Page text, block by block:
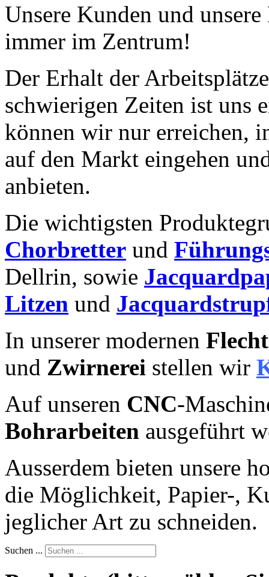
Unsere Kunden und
immer im Zentrum!
Der Erhalt der
schwierigen Zeiten ist uns
können wir nur erreichen,
auf den Markt eingehen
anbieten.
Die wichtigsten
Chorbretter und
Dellrin, sowie
Litzen und
In unserer modernen
und Zwirnerei stellen wir
Auf unseren CNC-
Bohrarbeiten ausgeführt
Ausserdem bieten unsere
die Möglichkeit, Papier-,
jeglicher Art zu schneiden.
Suchen ...